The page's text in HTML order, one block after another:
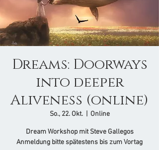
Dreams: Doorways
into deeper
Aliveness (online)
So., 22. Okt.
  |
Online
Dream Workshop mit Steve Gallegos
Anmeldung bitte spätestens bis zum Vortag